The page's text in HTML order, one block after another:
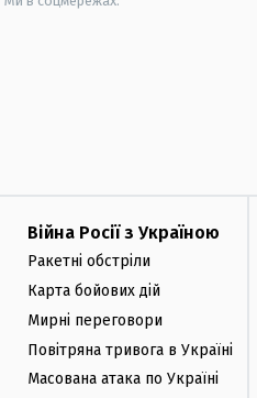
Війна Росії з Україною
Ракетні обстріли
Карта бойових дій
Мирні переговори
Повітряна тривога в Україні
Масована атака по Україні